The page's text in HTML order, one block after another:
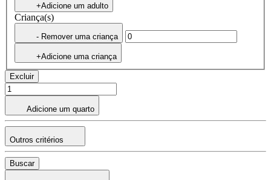
+Adicione um adulto
Criança(s)
- Remover uma criança
+Adicione uma criança
Excluir
Adicione um quarto
Outros critérios
Buscar